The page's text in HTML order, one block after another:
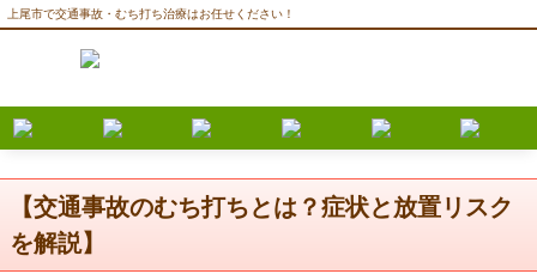
上尾市で交通事故・むち打ち治療はお任せください！
【交通事故のむち打ちとは？症状と放置リスク
を解説】